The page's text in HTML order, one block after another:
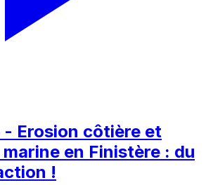
Erosion côtière et
en Finistère : du
!